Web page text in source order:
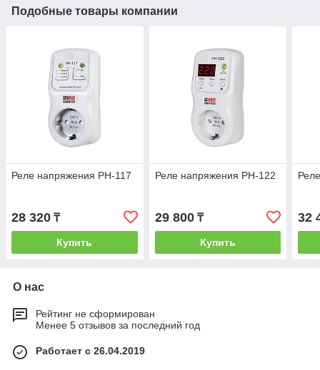
Подобные товары компании
Реле напряжения РН-117
28 320 ₸
Купить
Реле напряжения РН-122
29 800₸
Купить
32
О нас
Рейтинг не сформирован
Менее 5 отзывов за последний год
Работает с 26.04.2019